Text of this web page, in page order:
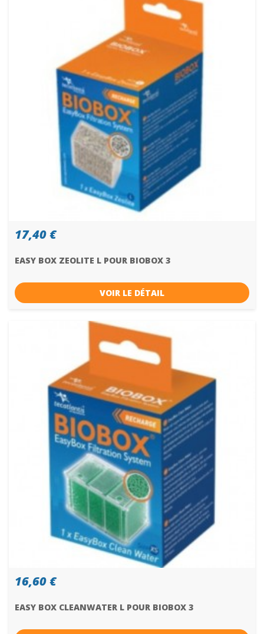
17,40 €
EASY BOX ZEOLITE L POUR BIOBOX 3
VOIR LE DÉTAIL
16,60 €
EASY BOX CLEANWATER L POUR BIOBOX 3